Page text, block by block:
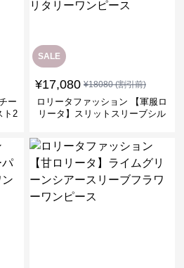
ー
ト2
SALE
¥17,080 ¥18080(割引前)
ロリータファッション 【軍服ロ
リータ】スリットスリーブシル